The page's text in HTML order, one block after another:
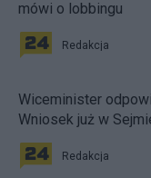
mówi o lobbingu
Redakcja
Wiceminister
Wniosek już w
Redakcja